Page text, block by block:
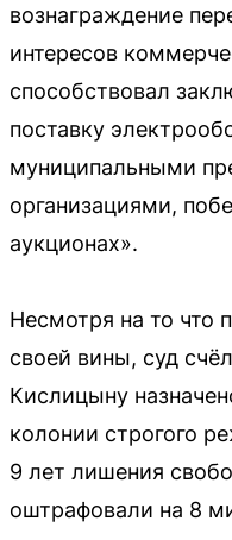
вознаграждение
интересов
способствовал
поставку
муниципальными
организациями,
аукционах».
Несмотря на то что
своей вины, суд
Кислицыну
колонии строгого
9 лет лишения
оштрафовали на 8